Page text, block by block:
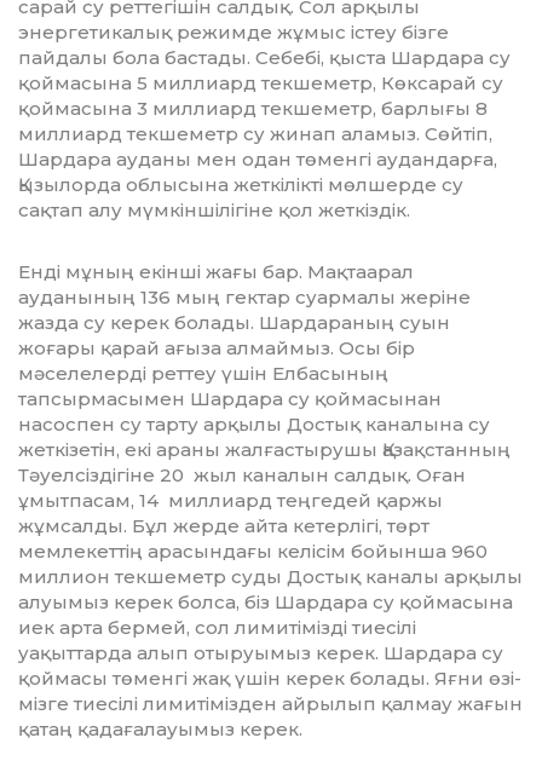
сарай су реттегішін салдық. Сол ар­қы­лы
энергетикалық режимде жұ­мыс істеу бізге
пайдалы бола бастады. Себебі, қыста Шардара су
қоймасына 5 миллиард текшеметр, Көксарай су
қой­масына 3 миллиард текшеметр, бар­­лығы 8
миллиард текшеметр су жи­нап аламыз. Сөйтіп,
Шардара ауданы мен одан төменгі аудандарға,
Қызы­л­ор­да облысына жеткілікті мөлшерде су
сақтап алу мүмкіншілігіне қол жет­кіздік.
Енді мұның екінші жағы бар. Мақ­таарал
ауданының 136 мың гектар суар­­малы жеріне
жазда су керек болады. Шардараның суын
жоғары қарай ағыза алмаймыз. Осы бір
мәселелерді реттеу үшін Елбасының
тапсырмасымен Шардара су қоймасынан
насоспен су тарту ар­қылы Достық каналына су
жеткізетін, екі араны жалғастырушы Қазақстанның
Тәуелсіздігіне 20 жыл каналын салдық. Оған
ұмытпасам, 14 миллиард теңгедей қаржы
жұмсалды. Бұл жерде айта ке­тер­лігі, төрт
мемлекеттің арасындағы ке­лісім бойынша 960
миллион текшеметр суды Достық каналы арқылы
алуымыз керек болса, біз Шардара су қой­масына
иек арта бермей, сол лими­тімізді тиесілі
уақыттарда алып отыруымыз керек. Шардара су
қоймасы тө­мен­гі жақ үшін керек болады. Яғни өзі­
мізге тиесілі лимитімізден айрылып қал­мау жағын
қатаң қадағалауымыз ке­рек.